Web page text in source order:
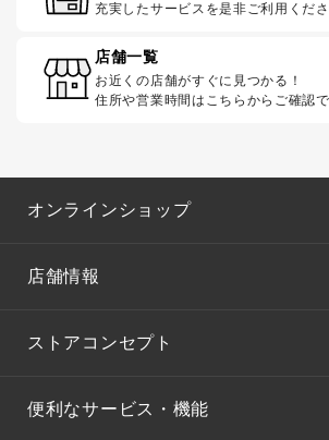
充実したサービスを是非ご利用くださ
店舗一覧
お近くの店舗がすぐに見つかる！
住所や営業時間はこちらからご確認で
オンラインショップ
店舗情報
ストアコンセプト
便利なサービス・機能